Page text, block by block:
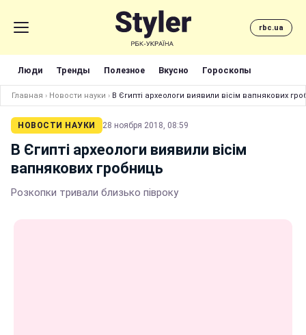
rbc.ua
Люди Тренды Полезное Вкусно Гороскопы
Главная › Новости науки › В Єгипті археологи виявили вісім вапнякових
НОВОСТИ НАУКИ 28 ноября 2018, 08:59
В Єгипті археологи виявили вісім
вапнякових гробниць
Розкопки тривали близько півроку